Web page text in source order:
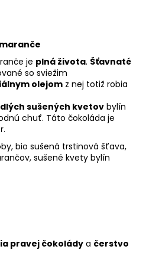
je plná života. Šťavnaté
so sviežim
olejom z nej totiž robia
sušených kvetov bylín
chuť. Táto čokoláda je
bio sušená trstinová šťava,
sušené kvety bylín
pravej čokolády a čerstvo